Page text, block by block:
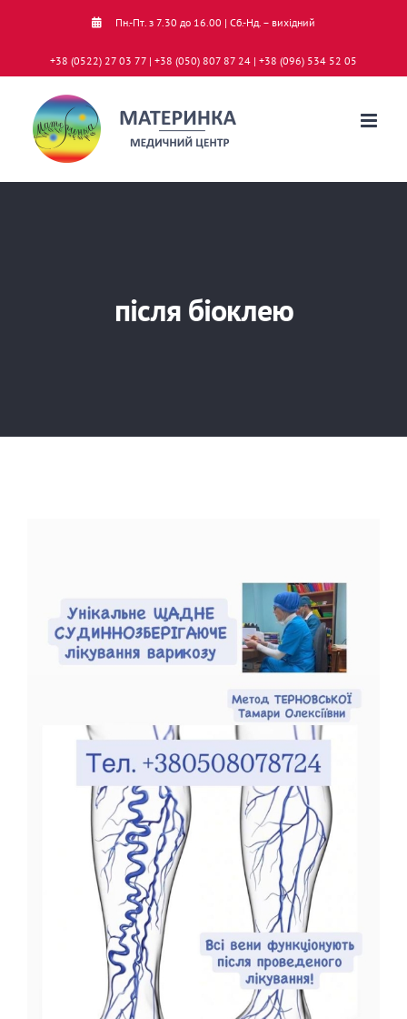
Пн.-Пт. з 7.30 до 16.00 | Сб.-Нд. – вихідний
+38 (0522) 27 03 77 | +38 (050) 807 87 24 | +38 (096) 534 52 05
після біоклею